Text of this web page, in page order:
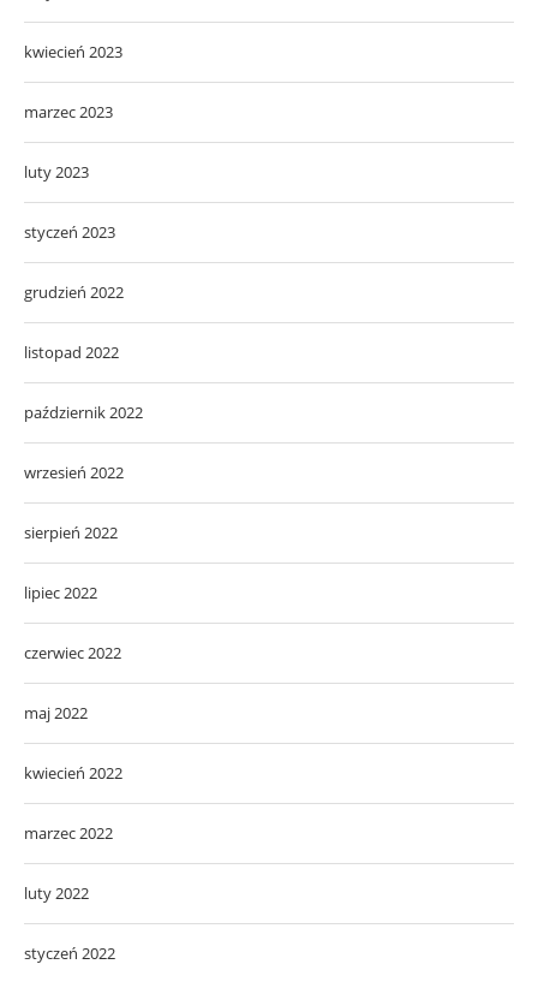
kwiecień 2023
marzec 2023
luty 2023
styczeń 2023
grudzień 2022
listopad 2022
październik 2022
wrzesień 2022
sierpień 2022
lipiec 2022
czerwiec 2022
maj 2022
kwiecień 2022
marzec 2022
luty 2022
styczeń 2022